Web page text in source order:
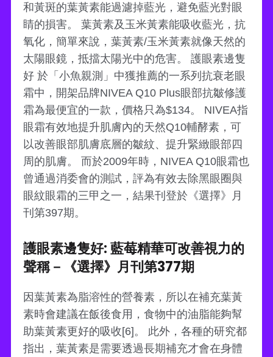
和黃斑的葉黃素能過濾掉藍光，避免藍光對眼
睛的損害。 葉黃素及玉米黃素能吸收藍光，抗
氧化，簡單來說，葉黃素/玉米黃素就像天然的
太陽眼鏡，抵擋太陽光中的危害。 護眼素邊隻
好 於「小魚親測」中獲推薦的一系列抗衰老眼
霜中，開架品牌NIVEA Q10 Plus眼部抗皺修護
霜為最便宜的一款，價格只為$134。 NIVEA指
眼霜有效地提升肌膚內的天然Q10輔酵素，可
以改善眼部肌膚底層的皺紋、提升緊緻眼部四
周的肌膚。 而於2009年時，NIVEA Q10眼霜也
曾通過消委會的測試，評為有效去除黑眼圈與
眼紋眼霜的三甲之一，結果刊登於《選擇》月
刊第397期。
護眼素邊隻好: 藍莓精華可改善視力的
聲稱－《選擇》月刊第377期
因葉黃素為脂溶性的營養素，所以在補充葉黃
素時會建議在飯後食用，食物中的油脂能夠幫
助葉黃素更好的吸收[6]。 此外，各種的研究都
指出，葉黃素是需要透過長期補充才會在身體